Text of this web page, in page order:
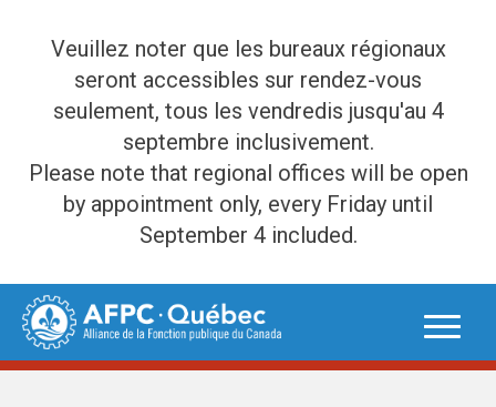
Veuillez noter que les bureaux régionaux
seront accessibles sur rendez-vous
seulement, tous les vendredis jusqu'au 4
septembre inclusivement.
Please note that regional offices will be open
by appointment only, every Friday until
September 4 included.
Skip
content